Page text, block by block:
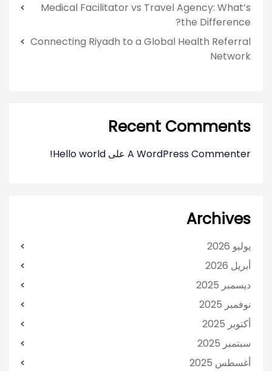
Medical Facilitator vs Travel Agency: What’s
the Difference?
Connecting Riyadh to a Global Health Referral
Network
Recent Comments
A WordPress Commenter على Hello world!
Archives
يوليو 2026
أبريل 2026
ديسمبر 2025
نوفمبر 2025
أكتوبر 2025
سبتمبر 2025
أغسطس 2025